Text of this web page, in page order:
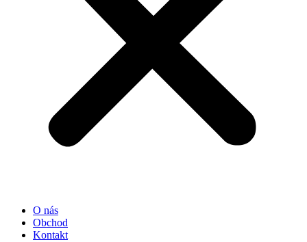
O nás
Obchod
Kontakt